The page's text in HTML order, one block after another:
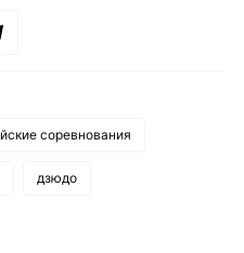
соревнования
дзюдо